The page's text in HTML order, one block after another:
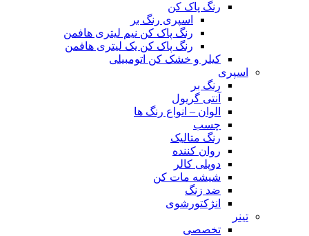
رنگ پاک کن
اسپری رنگ بر
رنگ پاک کن نیم لیتری هافمن
رنگ پاک کن یک لیتری هافمن
کیلر و خشک کن اتومبیلی
اسپری
رنگ بر
آنتی گریول
الوان – انواع رنگ ها
چسب
رنگ متالیک
روان کننده
دوپلی کالر
شیشه مات کن
ضد زنگ
انژکتورشوی
تینر
تخصصی